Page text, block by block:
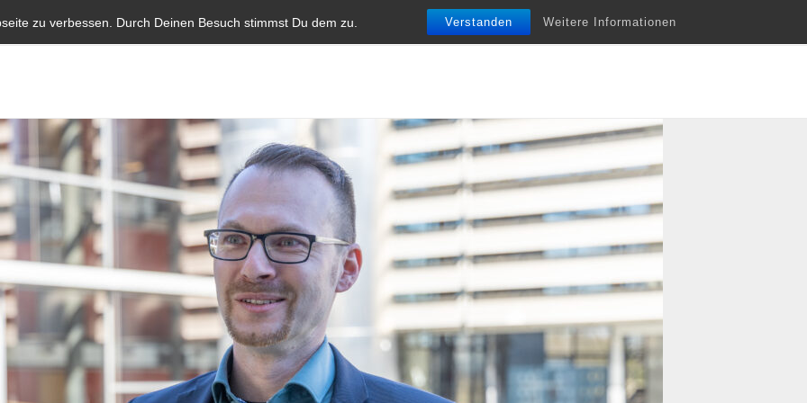
zu verbessen. Durch Deinen Besuch stimmst Du dem zu. Verstanden Weitere Informationen
Start Aktuelles Blauer Brief Parlamentarische Infobriefe Termine Vita Unterstützung